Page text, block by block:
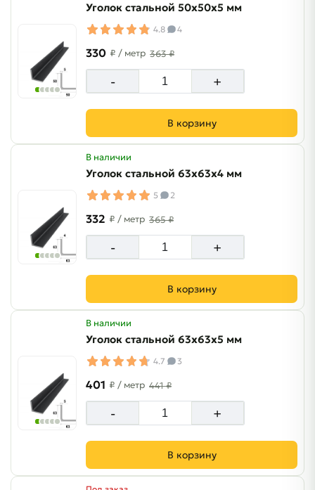
Уголок стальной 50х50х5 мм
4.8 4
330 ₽ / метр 363 ₽
- +
В корзину
В наличии
Уголок стальной 63х63х4 мм
5 2
332 ₽ / метр 365 ₽
- +
В корзину
В наличии
Уголок стальной 63х63х5 мм
4.7 3
401 ₽ / метр 441 ₽
- +
В корзину